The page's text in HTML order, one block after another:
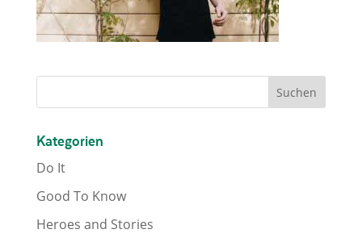
Kategorien
Do It
Good To Know
Heroes and Stories